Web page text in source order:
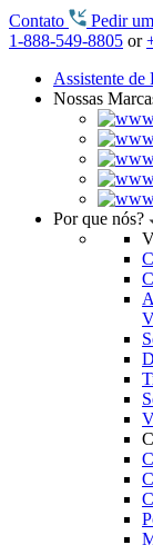
Contato
Pedir
1-888-549-8805 or
Assistente de
Nossas
Por que nós?